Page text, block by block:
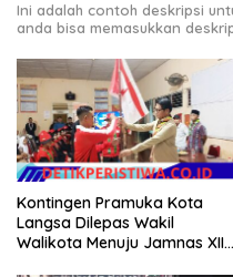
Ini adalah contoh deskripsi
anda bisa memasukkan
Kontingen Pramuka Kota
Langsa Dilepas Wakil
Walikota Menuju Jamnas XII